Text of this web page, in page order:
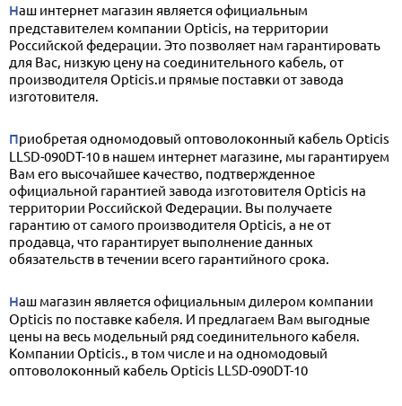
Наш интернет магазин является официальным
представителем компании Opticis, на территории
Российской федерации. Это позволяет нам гарантировать
для Вас, низкую цену на соединительного кабель, от
производителя Opticis.и прямые поставки от завода
изготовителя.
Приобретая одномодовый оптоволоконный кабель Opticis
LLSD-090DT-10 в нашем интернет магазине, мы гарантируем
Вам его высочайшее качество, подтвержденное
официальной гарантией завода изготовителя Opticis на
территории Российской Федерации. Вы получаете
гарантию от самого производителя Opticis, а не от
продавца, что гарантирует выполнение данных
обязательств в течении всего гарантийного срока.
Наш магазин является официальным дилером компании
Opticis по поставке кабеля. И предлагаем Вам выгодные
цены на весь модельный ряд соединительного кабеля.
Компании Opticis., в том числе и на одномодовый
оптоволоконный кабель Opticis LLSD-090DT-10